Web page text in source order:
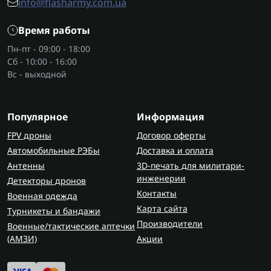
Самый простой базовый набор инструмента для
повседневного использования обычно состоит
отверток и т. д.
Универсальный набор ручного инструмента —
разные комплекты для более широких задач,
сюда входят
накидные ключи, трещотки,
пассатижи, молоток и другие инструменты
самого распространенного использования.
Также есть профессиональные и
специализированные наборы для опытных
водителей и механиков.
Что обычно входит в набор
инструментов?
Время работы
Пн-пт - 09:00 - 18:00
Сб - 10:00 - 16:00
Вс - выходной
Популярное
FPV дроны
Автомобильные РЭБы
Антенны
Детекторы дронов
Военная одежда
Турникеты и бандажи
Военные/тактические аптечки
(AMЗИ)
Информация
Договор оферты
Доставка и оплата
3D-печать для милитари-
инженерии
Контакты
Карта сайта
Производители
Акции